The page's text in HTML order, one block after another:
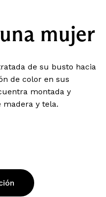
mujer
de su busto hacia
de color en sus
montada y
madera y tela.